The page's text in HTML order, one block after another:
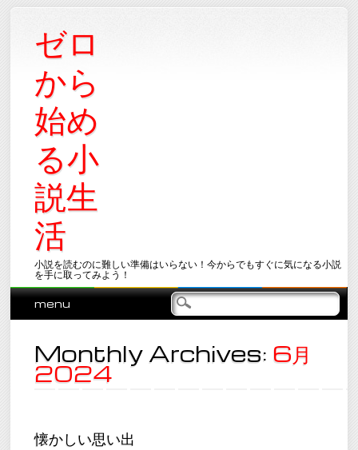
ゼロ
から
始め
る小
説生
活
小説を読むのに難しい準備はいらない！今からでもすぐに気になる小説
を手に取ってみよう！
Main menu
Skip
menu
Monthly Archives: 6月
2024
懐かしい思い出